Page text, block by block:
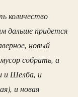
количество
дальше придется
новый
собрать, а
и Шелба, и
и новая